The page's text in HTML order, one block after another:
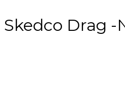
Skedco Drag